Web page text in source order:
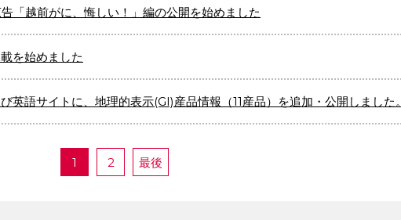
「越前がに、悔しい！」編の公開を始めました
を始めました
英語サイトに、地理的表示(GI)産品情報（11産品）を追加・公開しました。
1 2 最後